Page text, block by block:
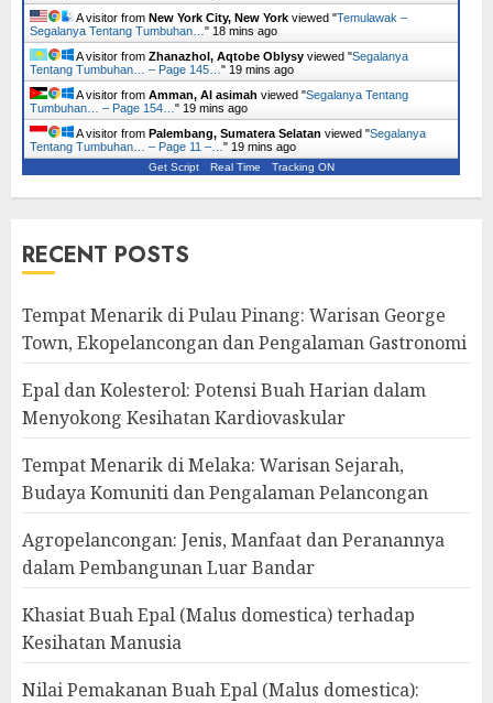
A visitor from New York City, New York viewed "Temulawak –
Segalanya Tentang Tumbuhan… " 18 mins ago
A visitor from Zhanazhol, Aqtobe Oblysy viewed "Segalanya
Tentang Tumbuhan… – Page 145… " 19 mins ago
A visitor from Amman, Al asimah viewed "Segalanya Tentang
Tumbuhan… – Page 154… " 19 mins ago
A visitor from Palembang, Sumatera Selatan viewed "Segalanya
Tentang Tumbuhan… – Page 11 –… " 19 mins ago
Get Script Real Time Tracking ON
RECENT POSTS
Tempat Menarik di Pulau Pinang: Warisan George
Town, Ekopelancongan dan Pengalaman Gastronomi
Epal dan Kolesterol: Potensi Buah Harian dalam
Menyokong Kesihatan Kardiovaskular
Tempat Menarik di Melaka: Warisan Sejarah,
Budaya Komuniti dan Pengalaman Pelancongan
Agropelancongan: Jenis, Manfaat dan Peranannya
dalam Pembangunan Luar Bandar
Khasiat Buah Epal (Malus domestica) terhadap
Kesihatan Manusia
Nilai Pemakanan Buah Epal (Malus domestica):